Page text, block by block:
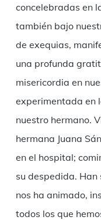
concelebradas en
también bajo
de exequias,
una profunda
misericordia en
experimentada en
nuestro hermano.
hermana Juana
en el hospital;
su despedida. Han
nos ha animado,
todos los que